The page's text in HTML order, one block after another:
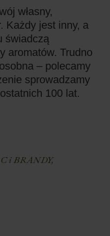
własny,
Każdy jest inny, a
świadczą
aromatów. Trudno
– polecamy
sprowadzamy
100 lat.
i BRANDY,